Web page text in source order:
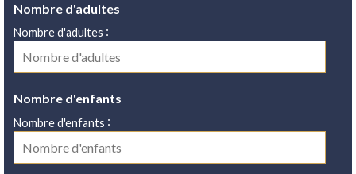
Nombre d'adultes
Nombre d'adultes :
Nombre d'enfants
Nombre d'enfants :